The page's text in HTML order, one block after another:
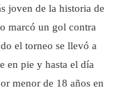
joven de la historia de
marcó un gol contra
el torneo se llevó a
en pie y hasta el día
menor de 18 años en